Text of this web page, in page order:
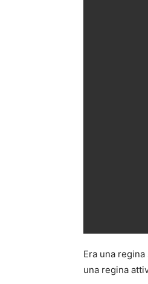
Era una
una regina